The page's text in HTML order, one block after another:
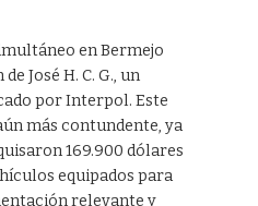
en Bermejo
José H. C. G., un
por Interpol. Este
más contundente, ya
169.900 dólares
equipados para
relevante y